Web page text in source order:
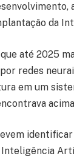
da
até 2025
redes
em um